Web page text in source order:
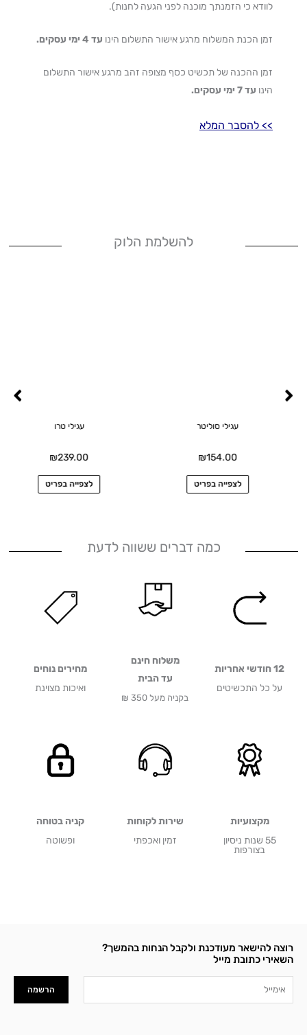
לוודא כי הזמנתך מוכנה לפני הגעה לחנות).
זמן הכנת המשלוח מרגע אישור התשלום הינו עד 4 ימי עסקים.
זמן ההכנה של תכשיט כסף מצופה זהב מרגע אישור התשלום
הינו עד 7 ימי עסקים.
>> להסבר המלא
להשלמת הלוק
עגילי סוליטר
₪154.00
לצפייה בפריט
עגילי טרו
₪239.00
לצפייה בפריט
כמה דברים ששווה לדעת
12 חודשי אחריות
על כל התכשיטים
משלוח חינם
עד הבית
בקניה מעל 350 ₪
מחירים נוחים
ואיכות מצוינת
מקצועיות
55 שנות ניסיון
בצורפות
שירות לקוחות
זמין ואכפתי
קניה בטוחה
ופשוטה
רוצה להישאר מעודכנת ולקבל הנחות בהמשך?
השאירי כתובת מייל
הרשמה